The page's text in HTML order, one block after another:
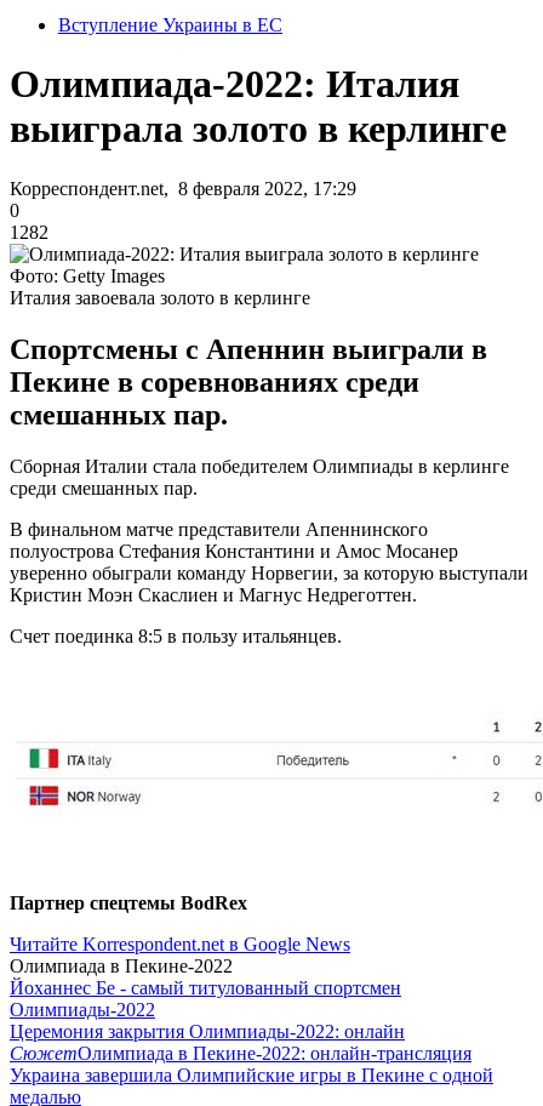
Вступление Украины в ЕС
Олимпиада-2022: Италия
выиграла золото в керлинге
Корреспондент.net, 8 февраля 2022, 17:29
0
1282
Фото: Getty Images
Италия завоевала золото в керлинге
Спортсмены с Апеннин выиграли в
Пекине в соревнованиях среди
смешанных пар.
Сборная Италии стала победителем Олимпиады в керлинге
среди смешанных пар.
В финальном матче представители Апеннинского
полуострова Стефания Константини и Амос Мосанер
уверенно обыграли команду Норвегии, за которую выступали
Кристин Моэн Скаслиен и Магнус Недреготтен.
Счет поединка 8:5 в пользу итальянцев.
Партнер спецтемы BodRex
Читайте Korrespondent.net в Google News
Олимпиада в Пекине-2022
Йоханнес Бе - самый титулованный спортсмен
Олимпиады-2022
Церемония закрытия Олимпиады-2022: онлайн
СюжетОлимпиада в Пекине-2022: онлайн-трансляция
Украина завершила Олимпийские игры в Пекине с одной
медалью